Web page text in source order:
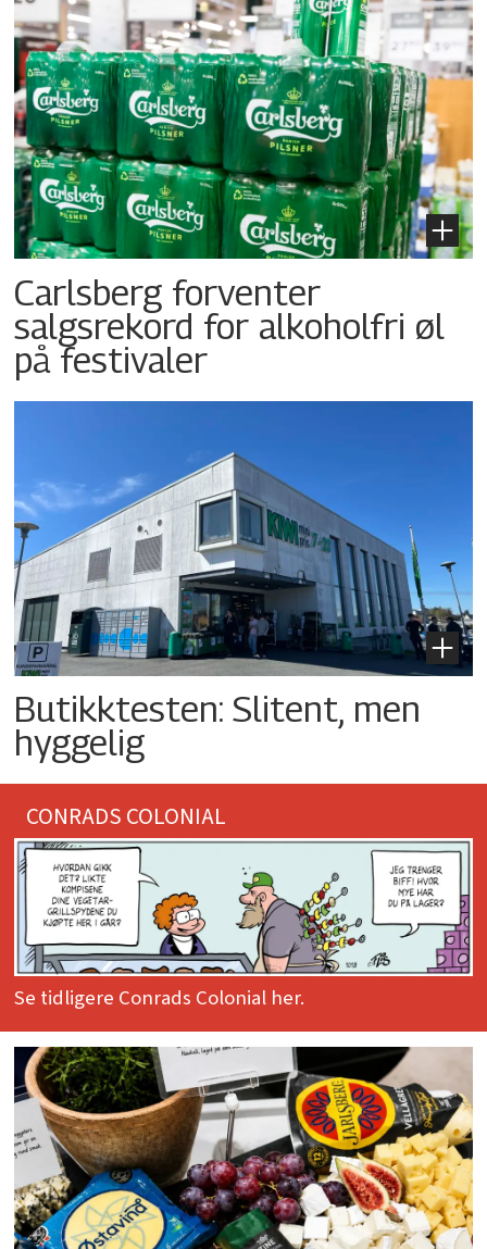
Carlsberg forventer
salgsrekord for alkoholfri øl
på festivaler
Butikktesten: Slitent, men
hyggelig
CONRADS COLONIAL
Se tidligere Conrads Colonial her.